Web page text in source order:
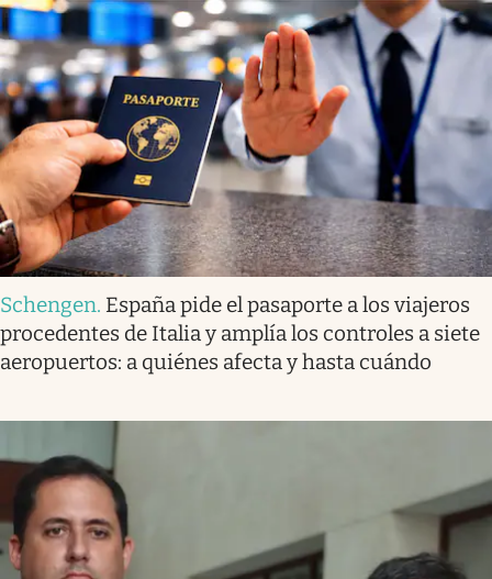
Schengen. España pide el pasaporte a los viajeros
procedentes de Italia y amplía los controles a siete
aeropuertos: a quiénes afecta y hasta cuándo